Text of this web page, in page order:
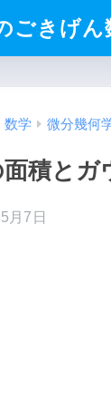
ごきげん
数学 微分幾何
積とガ
月7日